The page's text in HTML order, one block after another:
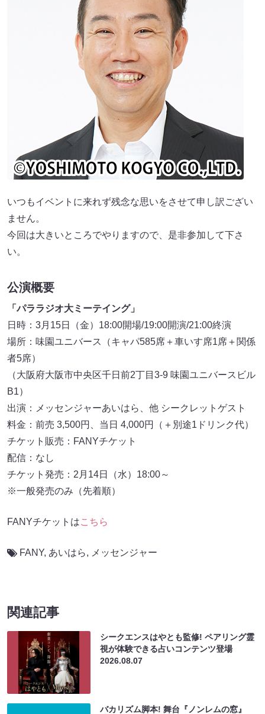
いつもイベントに来れず残念な思いをさせて申し訳ござい
ません。
今回は大きいところでやりますので、是非参加して下さ
い。
公演概要
「パララジオ大ミーテイング」
日時：3月15日（金）18:00開場/19:00開演/21:00終演
場所：味園ユニバース（キャパ585席＋車いす席1席＋関係
者5席）
（大阪府大阪市中央区千日前2丁目3-9 味園ユニバースビル
B1）
出演：メッセンジャーあいはら、他 シークレットゲスト
料金：前売 3,500円、当日 4,000円（＋別途1ドリンク代）
チケット販売：FANYチケット
配信：なし
チケット発売：2月14日（水）18:00～
※一般発売のみ（先着順）
FANYチケットはこちら
FANY, あいはら, メッセンジャー
関連記事
シークエンスはやとも監修! ペアリング霊
視が体験できる占いコンテンツ登場
2026.08.07
バカリズム脚本! 舞台『ノンレムの窓』